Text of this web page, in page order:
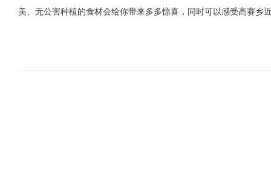
美、无公害种植的食材会给你带来多多惊喜，同时可以感受高赛乡